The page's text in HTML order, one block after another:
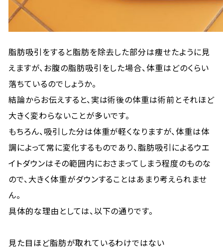
脂肪吸引をすると脂肪を除去した部分は痩せたように見
えますが、お腹の脂肪吸引をした場合、体重はどのくらい
落ちているのでしょうか。
結論からお伝えすると、実は術後の体重は術前とそれほど
大きく変わらないことが多いです。
もちろん、吸引した分は体重が軽くなりますが、体重は体
調によって常に変化するものであり、脂肪吸引によるウエ
イトダウンはその範囲内におさまってしまう程度のものな
ので、大きく体重がダウンすることはあまり考えられませ
ん。
具体的な理由としては、以下の通りです。
見た目ほど脂肪が取れているわけではない